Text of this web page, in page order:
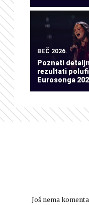
BEČ 2026.
Poznati
rezultati
Eurosonga
Još nema